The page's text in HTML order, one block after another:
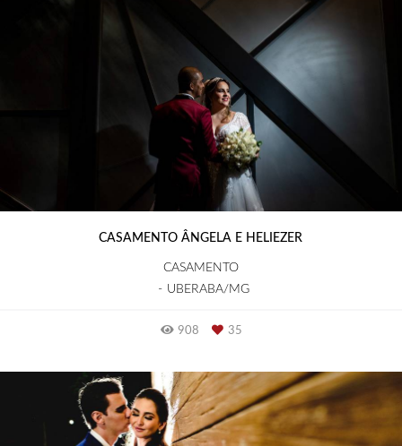
CASAMENTO ÂNGELA E HELIEZER
CASAMENTO
UBERABA/MG
908 35